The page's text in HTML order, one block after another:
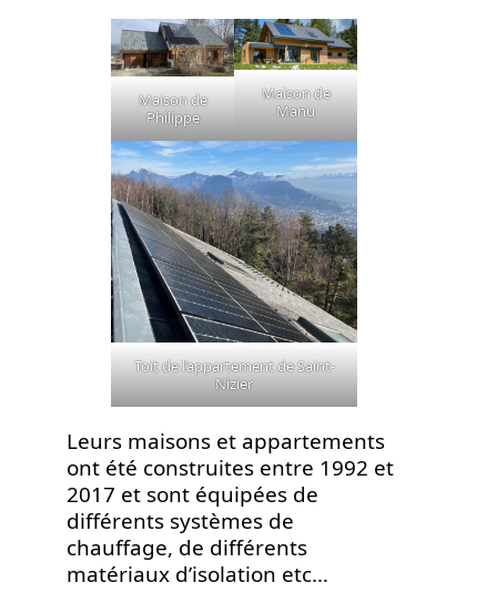
Maison de
Philippe
Maison de
Manu
Toit de l’appartement de Saint-
Nizier
Leurs maisons et appartements
ont été construites entre 1992 et
2017 et sont équipées de
différents systèmes de
chauffage, de différents
matériaux d’isolation etc…